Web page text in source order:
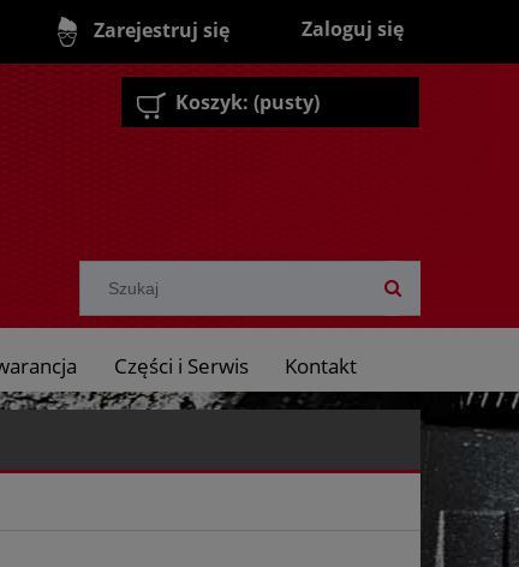
Zarejestruj się Zaloguj się
Koszyk: (pusty)
Części i Serwis Kontakt